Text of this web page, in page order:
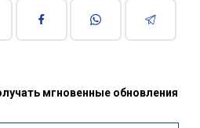
мгновенные обновления